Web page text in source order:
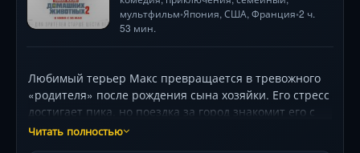
мультфильм•Япония, США, Франция•2 ч.
53 мин.
Любимый терьер Макс превращается в тревожного
«родителя» после рождения сына хозяйки. Его стресс
достигает пика, но поездка за город знакомит его с
Ковбоем — псом, чьи уроки храбрости меняют всё.
Читать полностью